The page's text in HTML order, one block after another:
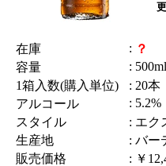
在庫 : ？
容量
: 500ml
1箱入数(購入単位)
: 20本
アルコール
: 5.2%
スタイル
: エク
生産地
: バー
販売価格
: ￥